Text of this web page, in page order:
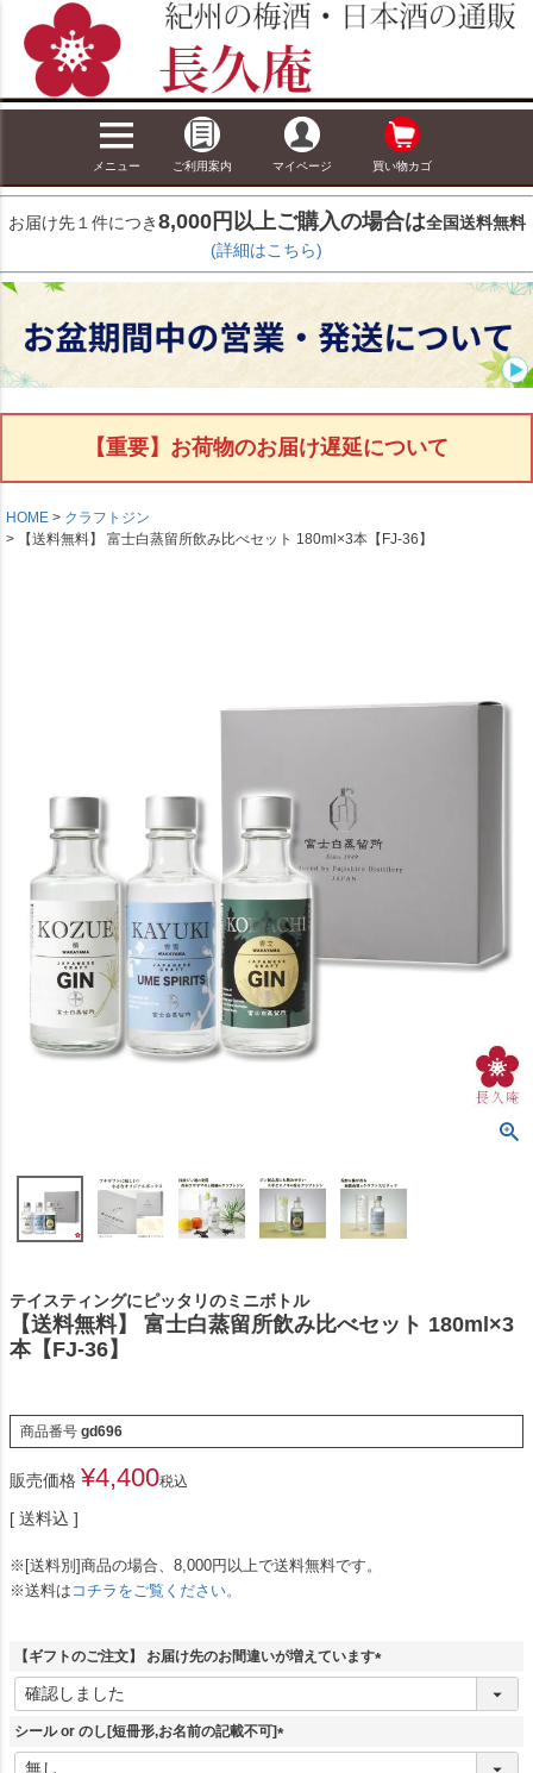
メニュー ご利用案内 マイページ 買い物カゴ
お届け先１件につき8,000円以上ご購入の場合は全国送料無料
(詳細はこちら)
【重要】お荷物のお届け遅延について
HOME
クラフトジン
【送料無料】 富士白蒸留所飲み比べセット 180ml×3本【FJ-36】
テイスティングにピッタリのミニボトル
【送料無料】 富士白蒸留所飲み比べセット 180ml×3
本【FJ-36】
商品番号 gd696
販売価格 ¥4,400税込
送料込
※[送料別]商品の場合、8,000円以上で送料無料です。
※送料は コチラをご覧ください。
【ギフトのご注文】 お届け先のお間違いが増えています
(
シール or のし[短冊形,お名前の記載不可]
(